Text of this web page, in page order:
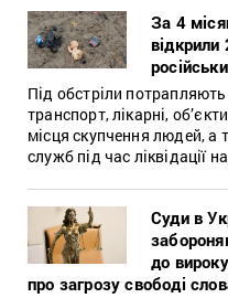
За 4
Під обстріли
транспорт, лікарні,
місця скупчення людей, а
служб під час ліквідації
Суди в
до
про загрозу свободі